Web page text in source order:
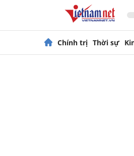
Chính trị Thời sự